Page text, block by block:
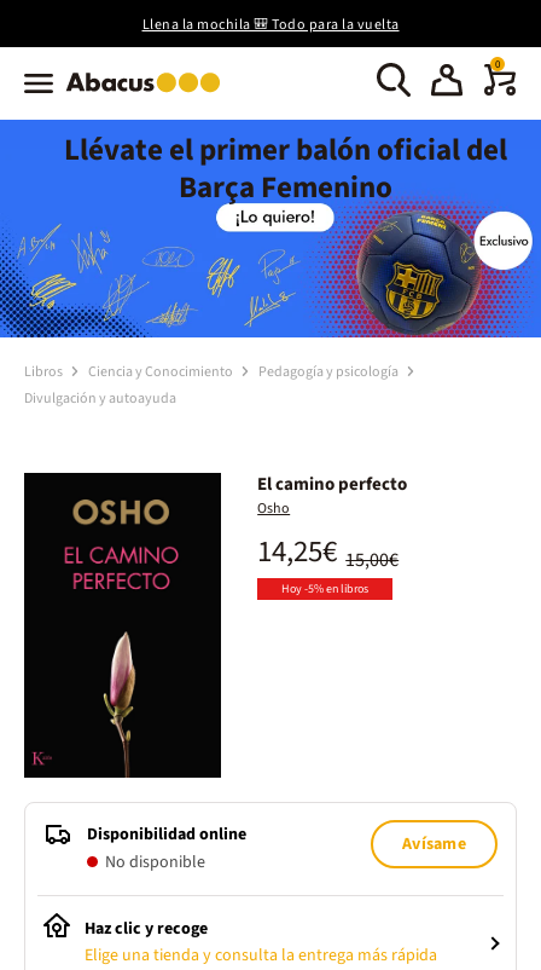
Llena la mochila 🎒 Todo para la vuelta
0
Llévate el primer balón oficial del
Barça Femenino
Libros Ciencia y Conocimiento
Pedagogía y psicología
Divulgación y autoayuda
El camino perfecto
Osho
15,00€
14,25€
Hoy -5% en libros
Disponibilidad online
No disponible
Avísame
Haz clic y recoge
Elige una tienda y consulta la entrega más rápida